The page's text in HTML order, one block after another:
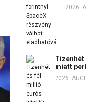
2026.
Tizenhét
miatt
2026.